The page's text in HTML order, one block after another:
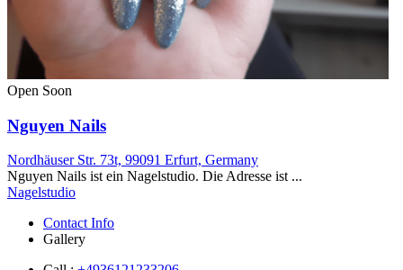
Open Soon
Nguyen Nails
Nordhäuser Str. 73t, 99091 Erfurt, Germany
Nguyen Nails ist ein Nagelstudio. Die Adresse ist ...
Nagelstudio
Contact Info
Gallery